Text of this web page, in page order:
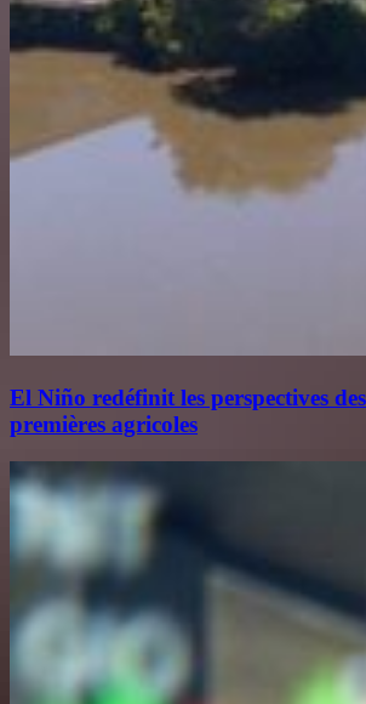
El Niño redéfinit les perspectives
premières agricoles